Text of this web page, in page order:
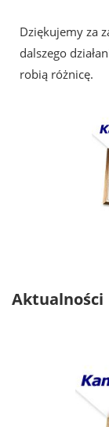
Dziękujemy za
dalszego
robią różnicę.
Aktualności